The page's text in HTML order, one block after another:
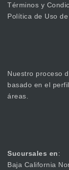
Términos y
Política de Uso
Nuestro proceso
basado en el
áreas.
Sucursales en:
Baja California